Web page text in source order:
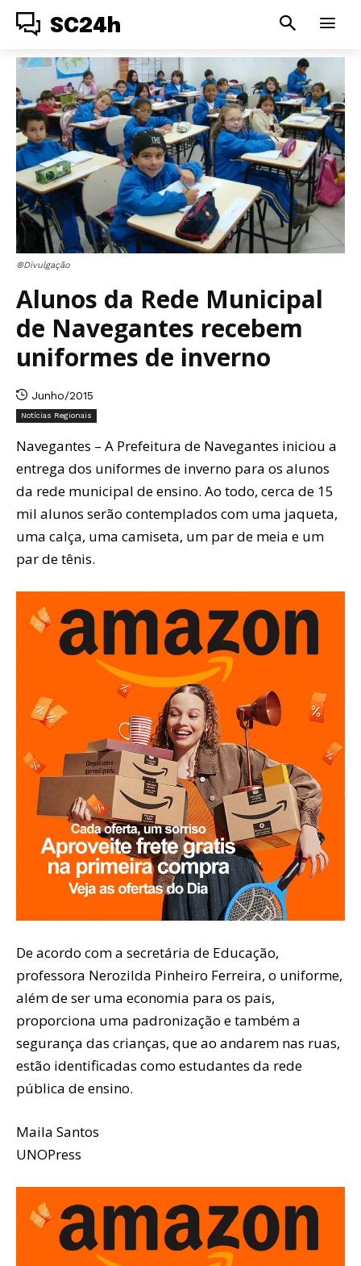
SC24h
®Divulgação
Alunos da Rede Municipal
de Navegantes recebem
uniformes de inverno
Junho/2015
Notícias Regionais
Navegantes – A Prefeitura de Navegantes iniciou a
entrega dos uniformes de inverno para os alunos
da rede municipal de ensino. Ao todo, cerca de 15
mil alunos serão contemplados com uma jaqueta,
uma calça, uma camiseta, um par de meia e um
par de tênis.
De acordo com a secretária de Educação,
professora Nerozilda Pinheiro Ferreira, o uniforme,
além de ser uma economia para os pais,
proporciona uma padronização e também a
segurança das crianças, que ao andarem nas ruas,
estão identificadas como estudantes da rede
pública de ensino.
Maila Santos
UNOPress